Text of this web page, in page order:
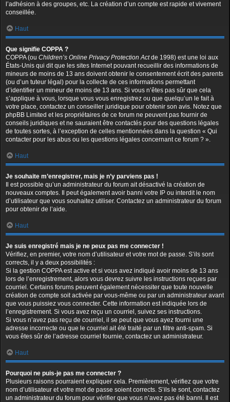
l’adhésion à des groupes, etc. La création d’un compte est rapide et vivement
conseillée.
Haut
Que signifie COPPA ?
COPPA (ou Children’s Online Privacy Protection Actde 1998) est une loi aux
États-Unis qui dit que les sites Internet pouvant recueillir des informations de
mineurs de moins de 13 ans doivent obtenir le consentement écrit des parents
(ou d’un tuteur légal) pour la collecte de ces informations permettant
d’identifier un mineur de moins de 13 ans. Si vous n’êtes pas sûr que cela
s’applique à vous, lorsque vous vous enregistrez ou que quelqu’un le fait à
votre place, contactez un conseiller juridique pour obtenir son avis. Notez que
phpBB Limited et les propriétaires de ce forum ne peuvent pas fournir de
conseils juridiques et ne sauraient être contactés pour des questions légales
de toutes sortes, à l’exception de celles mentionnées dans la question « Qui
contacter pour les abus ou les questions légales concernant ce forum ? ».
Haut
Je souhaite m’enregistrer, mais je n’y parviens pas !
Il est possible qu’un administrateur du forum ait désactivé la création de
nouveaux comptes. Il peut également avoir banni votre IP ou interdit le nom
d’utilisateur que vous souhaitez utiliser. Contactez un administrateur du forum
pour obtenir de l’aide.
Haut
Je suis enregistré mais je ne peux pas me connecter !
Vérifiez, en premier, votre nom d’utilisateur et votre mot de passe. S’ils sont
corrects, il y a deux possibilités :
Si la gestion COPPA est active et si vous avez indiqué avoir moins de 13 ans
lors de l’enregistrement, alors vous devrez suivre les instructions reçues par
courriel. Certains forums peuvent également nécessiter que toute nouvelle
création de compte soit activée par vous-même ou par un administrateur avant
que vous puissiez vous connecter. Cette information est indiquée lors de
l’enregistrement. Si vous avez reçu un courriel, suivez ses instructions.
Si vous n’avez pas reçu de courriel, il se peut que vous ayez fourni une
adresse incorrecte ou que le courriel ait été traité par un filtre anti-spam. Si
vous êtes sûr de l’adresse courriel fournie, contactez un administrateur.
Haut
Pourquoi ne puis-je pas me connecter ?
Plusieurs raisons pourraient expliquer cela. Premièrement, vérifiez que votre
nom d’utilisateur et votre mot de passe soient corrects. S’ils le sont, contactez
un administrateur du forum pour vérifier que vous n’avez pas été banni. Il est